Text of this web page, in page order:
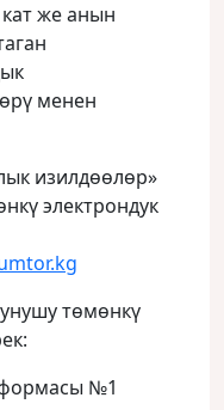
же анын
менен
изилдөөлөр»
электрондук
төмөнкү
формасы №1